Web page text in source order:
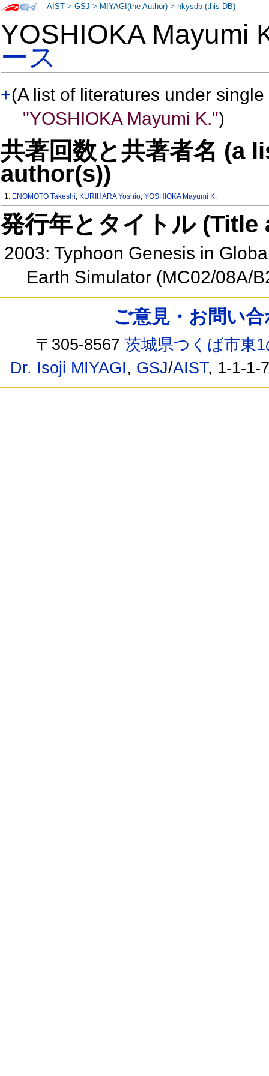
YOSHIOKA Mayumi
ース
+(A list of literatures under
"YOSHIOKA Mayumi K.")
共著回数と共著者名 (a
author(s))
1: ENOMOTO Takeshi, KURIHARA Yoshio,YOSHIOKA Mayumi K.
発行年とタイトル
2003: Typhoon Genesis in
Earth Simulator (MC02/08A/
AIST >GSJ > MIYAGI(the Author) >nkysdb (this DB)
ご意見・お問い
〒305-8567茨城県つくば市東
Dr. Isoji MIYAGI, GSJ/AIST, 1-1-1-